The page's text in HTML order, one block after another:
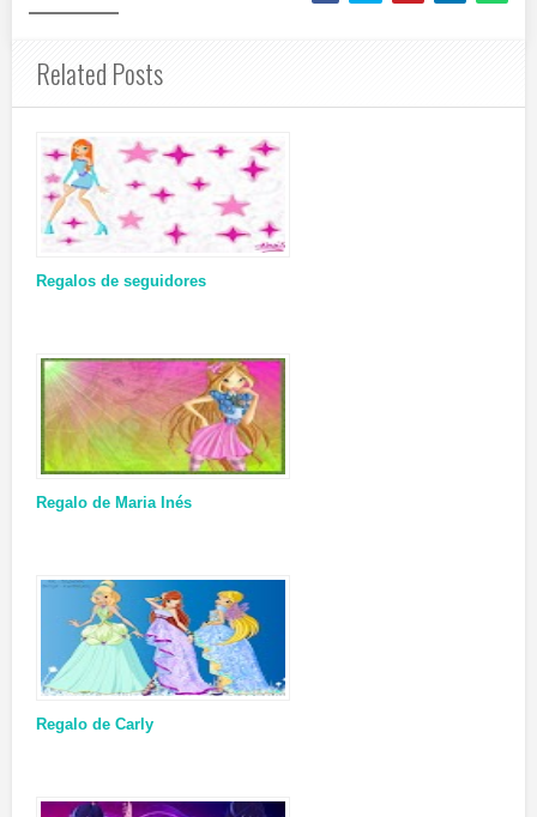
Related Posts
Regalos de seguidores
Regalo de Maria Inés
Regalo de Carly